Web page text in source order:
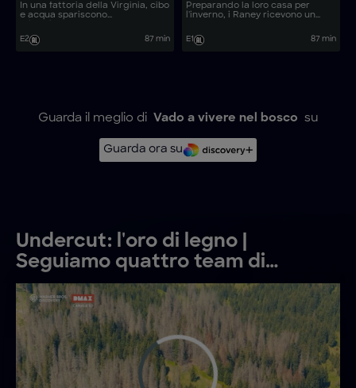
In una fattoria della Virginia, cibo
e acqua spariscono
E2
87 min
Preparando la loro casa per
l'inverno, i Raney ricevono un
E1
87 min
Guarda il meglio di Vado a vivere nel bosco su
Guarda ora su
Undercut: l'oro di legno |
Seguiamo quattro team di
boscaioli impegnati nelle foreste
del Trentino